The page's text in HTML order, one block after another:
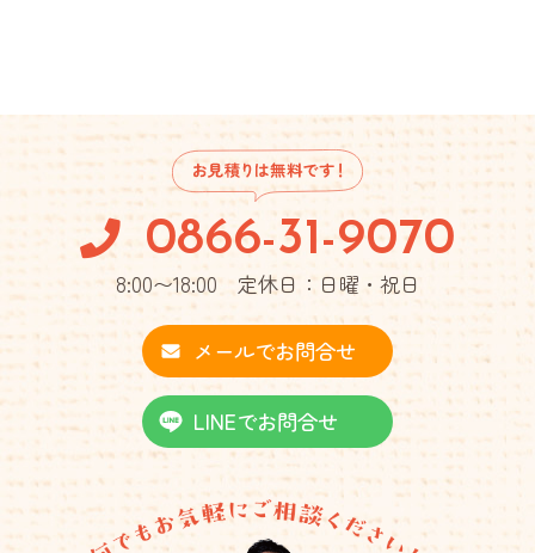
0866-31-9070
8:00〜18:00 定休日：日曜・祝日
メールでお問合せ
LINEでお問合せ